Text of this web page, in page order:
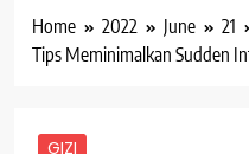
Home 2022 June
21
Tips Meminimalkan Sudden
GIZI